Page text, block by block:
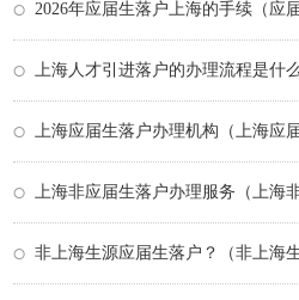
上海应届生落户办理机构（上海应
上海非应届生落户办理服务（上海
非上海生源应届生落户？（非上海